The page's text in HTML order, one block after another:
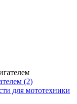
(2)
для мототехники